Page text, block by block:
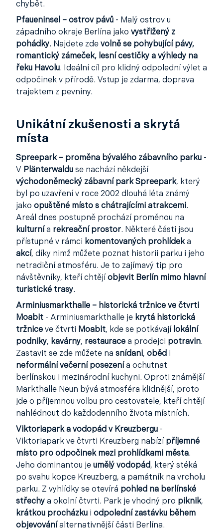
chybět.
Pfaueninsel – ostrov pávů - Malý ostrov u
západního okraje Berlína jako vystřižený z
pohádky. Najdete zde volně se pohybující pávy,
romantický zámeček, lesní cestičky a výhledy na
řeku Havolu. Ideální cíl pro klidný odpolední výlet a
odpočinek v přírodě. Vstup je zdarma, doprava
trajektem z pevniny.
Unikátní zkušenosti a skrytá
místa
Spreepark – proměna bývalého zábavního parku -
V Plänterwaldu se nachází někdejší
východoněmecký zábavní park Spreepark, který
byl po uzavření v roce 2002 dlouhá léta známý
jako opuštěné místo s chátrajícími atrakcemi.
Areál dnes postupně prochází proměnou na
kulturní a rekreační prostor. Některé části jsou
přístupné v rámci komentovaných prohlídeka
akcí, díky nimž můžete poznat historii parku i jeho
netradiční atmosféru. Je to zajímavý tip pro
návštěvníky, kteří chtějí objevit Berlín mimo hlavní
turistické trasy.
Arminiusmarkthalle – historická tržnice ve čtvrti
Moabit - Arminiusmarkthalle je krytá historická
tržnice ve čtvrti Moabit, kde se potkávají lokální
podniky, kavárny, restaurace a prodejci potravin.
Zastavit se zde můžete na snídani, oběd i
neformální večerní posezení a ochutnat
berlínskou i mezinárodní kuchyni. Oproti známější
Markthalle Neun bývá atmosféra klidnější, proto
jde o příjemnou volbu pro cestovatele, kteří chtějí
nahlédnout do každodenního života místních.
Viktoriapark a vodopád v Kreuzbergu -
Viktoriapark ve čtvrti Kreuzberg nabízí příjemné
místo pro odpočinek mezi prohlídkami města.
Jeho dominantou je umělý vodopád, který stéká
po svahu kopce Kreuzberg, a památník na vrcholu
parku. Z vyhlídky se otevírá pohled na berlínské
střechy a okolní čtvrti. Park je vhodný pro piknik,
krátkou procházku i odpolední zastávku během
objevování alternativnější části Berlína.